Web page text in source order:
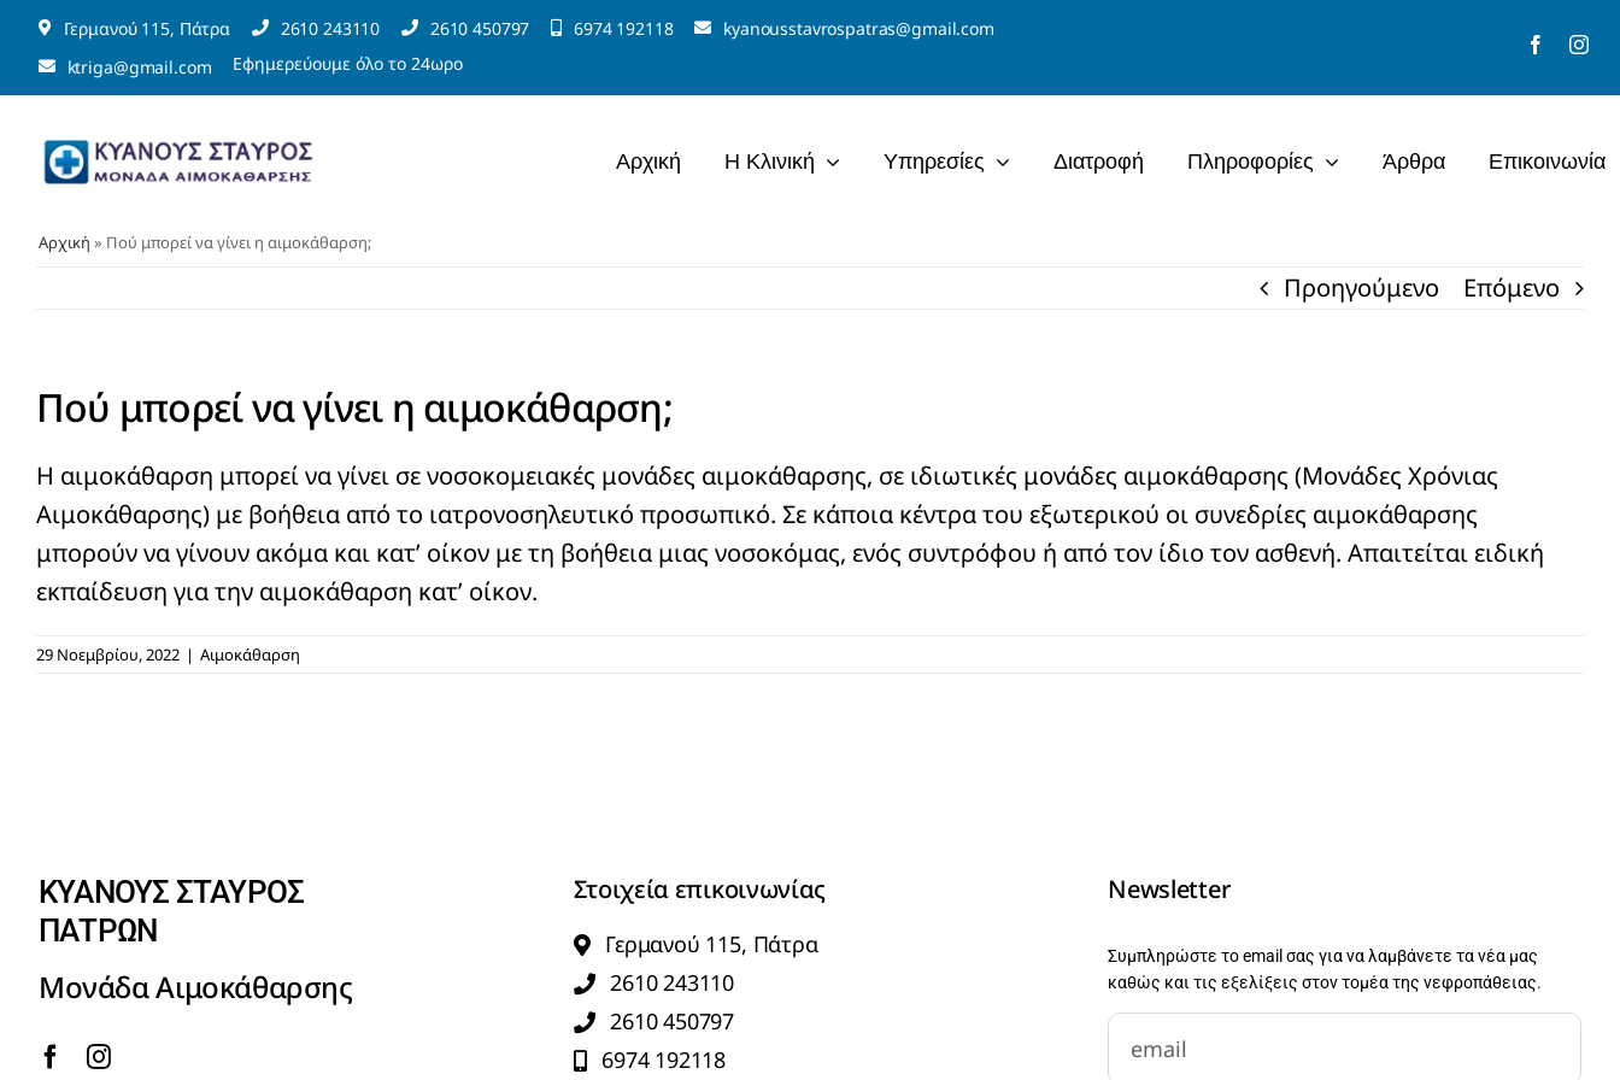
Μετάβαση
στο
περιεχόμενο
Γερμανού 115, Πάτρα 2610 243110 2610 450797 6974 192118
kyanousstavrospatras@gmail.com
ktriga@gmail.com
Εφημερεύουμε όλο το 24ωρο
Αρχική Η Κλινική Υπηρεσίες Διατροφή Πληροφορίες Άρθρα Επικοινωνία
Αρχική » Πού μπορεί να γίνει η αιμοκάθαρση;
Προηγούμενο Επόμενο
Πού μπορεί να γίνει η αιμοκάθαρση;
Η αιμοκάθαρση μπορεί να γίνει σε νοσοκομειακές μονάδες αιμοκάθαρσης, σε ιδιωτικές μονάδες αιμοκάθαρσης (Μονάδες Χρόνιας
Αιμοκάθαρσης) με βοήθεια από το ιατρονοσηλευτικό προσωπικό. Σε κάποια κέντρα του εξωτερικού οι συνεδρίες αιμοκάθαρσης
μπορούν να γίνουν ακόμα και κατ’ οίκον με τη βοήθεια μιας νοσοκόμας, ενός συντρόφου ή από τον ίδιο τον ασθενή. Απαιτείται ειδική
εκπαίδευση για την αιμοκάθαρση κατ’ οίκον.
29 Νοεμβρίου, 2022 | Αιμοκάθαρση
ΚΥΑΝΟΥΣ ΣΤΑΥΡΟΣ
ΠΑΤΡΩΝ
Μονάδα Αιμοκάθαρσης
Στοιχεία επικοινωνίας
Γερμανού 115, Πάτρα
2610 243110
2610 450797
6974 192118
Newsletter
Συμπληρώστε το email σας για να λαμβάνετε τα νέα μας
καθώς και τις εξελίξεις στον τομέα της νεφροπάθειας.
newsletter-email